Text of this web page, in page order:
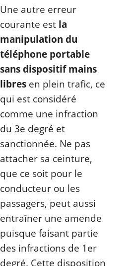
Une autre erreur
courante est la
manipulation du
téléphone portable
sans dispositif mains
libres en plein trafic, ce
qui est considéré
comme une infraction
du 3e degré et
sanctionnée. Ne pas
attacher sa ceinture,
que ce soit pour le
conducteur ou les
passagers, peut aussi
entraîner une amende
puisque faisant partie
des infractions de 1er
degré. Cette disposition